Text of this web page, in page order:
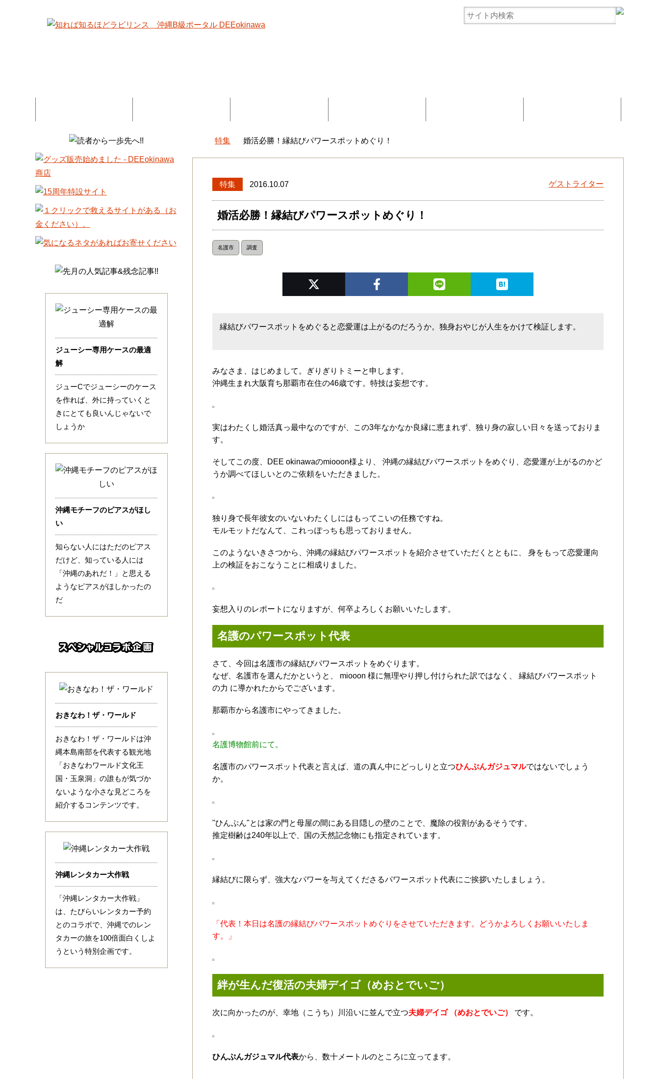
DEEokinawaトップ
特集 婚活必勝！縁結びパワースポットめぐり！
特集 2016.10.07 ゲストライター
婚活必勝！縁結びパワースポットめぐり！
名護市 調査
縁結びパワースポットをめぐると恋愛運は上がるのだろうか。独身おやじが人生をかけて検証します。
みなさま、はじめまして。ぎりぎりトミーと申します。
沖縄生まれ大阪育ち那覇市在住の46歳です。特技は妄想です。
実はわたくし婚活真っ最中なのですが、この3年なかなか良縁に恵まれず、独り身の寂しい日々を送っておりま
す。
そしてこの度、DEE okinawaのmiooon様より、 沖縄の縁結びパワースポットをめぐり、恋愛運が上がるのかど
うか調べてほしいとのご依頼をいただきました。
独り身で長年彼女のいないわたくしにはもってこいの任務ですね。
モルモットだなんて、これっぽっちも思っておりません。
このようないきさつから、沖縄の縁結びパワースポットを紹介させていただくとともに、 身をもって恋愛運向
上の検証をおこなうことに相成りました。
妄想入りのレポートになりますが、何卒よろしくお願いいたします。
名護のパワースポット代表
さて、今回は名護市の縁結びパワースポットをめぐります。
なぜ、名護市を選んだかというと、 miooon 様に無理やり押し付けられた訳ではなく、 縁結びパワースポット
の力 に導かれたからでございます。
那覇市から名護市にやってきました。
名護博物館前にて。
名護市のパワースポット代表と言えば、道の真ん中にどっしりと立つひんぷんガジュマルではないでしょう
か。
"ひんぷん"とは家の門と母屋の間にある目隠しの壁のことで、魔除の役割があるそうです。
推定樹齢は240年以上で、国の天然記念物にも指定されています。
縁結びに限らず、強大なパワーを与えてくださるパワースポット代表にご挨拶いたしましょう。
「代表！本日は名護の縁結びパワースポットめぐりをさせていただきます。どうかよろしくお願いいたしま
す。」
絆が生んだ復活の夫婦デイゴ（めおとでいご）
次に向かったのが、幸地（こうち）川沿いに並んで立つ夫婦デイゴ （めおとでいご） です。
ひんぷんガジュマル代表から、数十メートルのところに立ってます。
ジューシー専用ケースの最適
解
ジューCでジューシーのケース
を作れば、外に持っていくと
きにとても良いんじゃないで
しょうか
沖縄モチーフのピアスがほし
い
知らない人にはただのピアス
だけど、知っている人には
「沖縄のあれだ！」と思える
ようなピアスがほしかったの
だ
おきなわ！ザ・ワールド
おきなわ！ザ・ワールドは沖
縄本島南部を代表する観光地
「おきなわワールド文化王
国・玉泉洞」の誰もが気づか
ないような小さな見どころを
紹介するコンテンツです。
沖縄レンタカー大作戦
「沖縄レンタカー大作戦」
は、たびらいレンタカー予約
とのコラボで、沖縄でのレン
タカーの旅を100倍面白くしよ
うという特別企画です。